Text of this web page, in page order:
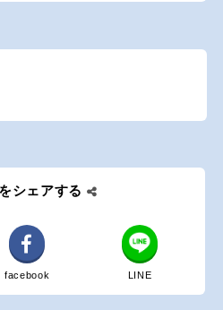
シェアする
facebook LINE